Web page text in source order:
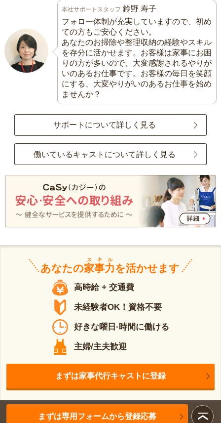
本社サポートスタッフ 鈴野 寿子
フォロー体制が充実していますので、初め
ての方もご安心ください。
あなたのお掃除や整理収納の経験やスキル
を存分に活かせます。お客様は家事にお困
りの方が多いので、大変感謝されるやりが
いのあるお仕事です。お客様の毎日を笑顔
にする、大変やりがいのあるお仕事を始め
ませんか？
サポートについて詳しく見る
働いているキャストについて詳しく見る
あなたの家事力
スキル
を活かせます
高時給 + 交通費
未経験者OK！資格不要
好きな曜日·時間に働ける
主婦/主夫歓迎
まずは家事代行キャストに登録
まずは専用フォームから登録応募